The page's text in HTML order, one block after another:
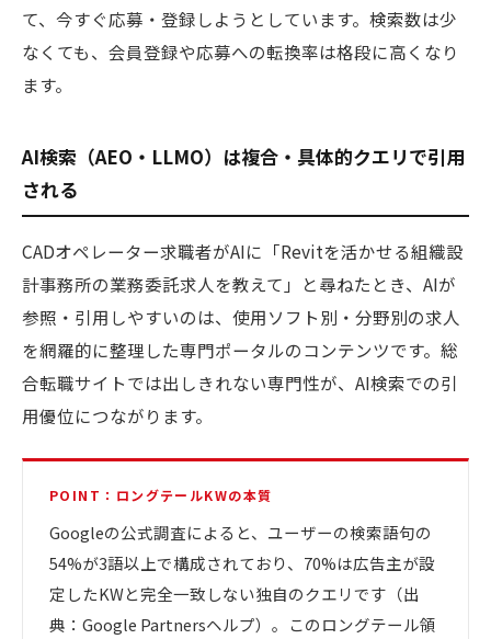
て、今すぐ応募・登録しようとしています。検索数は少
なくても、会員登録や応募への転換率は格段に高くなり
ます。
AI検索（AEO・LLMO）は複合・具体的クエリで引用
される
CADオペレーター求職者がAIに「Revitを活かせる組織設
計事務所の業務委託求人を教えて」と尋ねたとき、AIが
参照・引用しやすいのは、使用ソフト別・分野別の求人
を網羅的に整理した専門ポータルのコンテンツです。総
合転職サイトでは出しきれない専門性が、AI検索での引
用優位につながります。
POINT：ロングテールKWの本質
Googleの公式調査によると、ユーザーの検索語句の
54%が3語以上で構成されており、70%は広告主が設
定したKWと完全一致しない独自のクエリです（出
典：Google Partnersヘルプ）。このロングテール領